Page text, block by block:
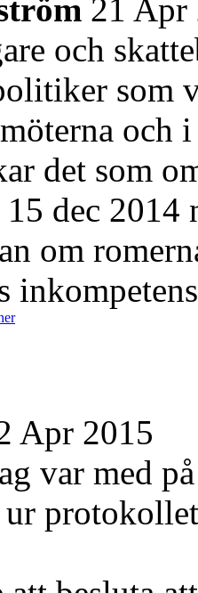
21 Apr
och
som
och
det som
dec 2014
om
Apr 2015
var med
ur